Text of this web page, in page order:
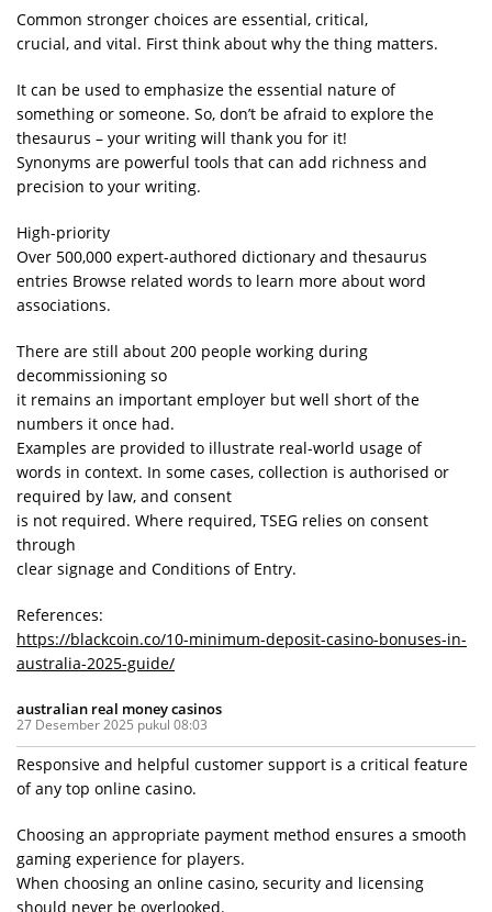
Common stronger choices are essential, critical,
crucial, and vital. First think about why the thing matters.
It can be used to emphasize the essential nature of
something or someone. So, don’t be afraid to explore the
thesaurus – your writing will thank you for it!
Synonyms are powerful tools that can add richness and
precision to your writing.
High-priority
Over 500,000 expert-authored dictionary and thesaurus
entries Browse related words to learn more about word
associations.
There are still about 200 people working during
decommissioning so
it remains an important employer but well short of the
numbers it once had.
Examples are provided to illustrate real-world usage of
words in context. In some cases, collection is authorised or
required by law, and consent
is not required. Where required, TSEG relies on consent
through
clear signage and Conditions of Entry.
References:
https://blackcoin.co/10-minimum-deposit-casino-bonuses-in-
australia-2025-guide/
australian real money casinos
27 Desember 2025 pukul 08:03
Responsive and helpful customer support is a critical feature
of any top online casino.
Choosing an appropriate payment method ensures a smooth
gaming experience for players.
When choosing an online casino, security and licensing
should never be overlooked.